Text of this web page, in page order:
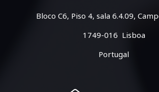
Bloco C6, Piso 4, sala 6.4.09,
1749-016 Lisboa
Portugal